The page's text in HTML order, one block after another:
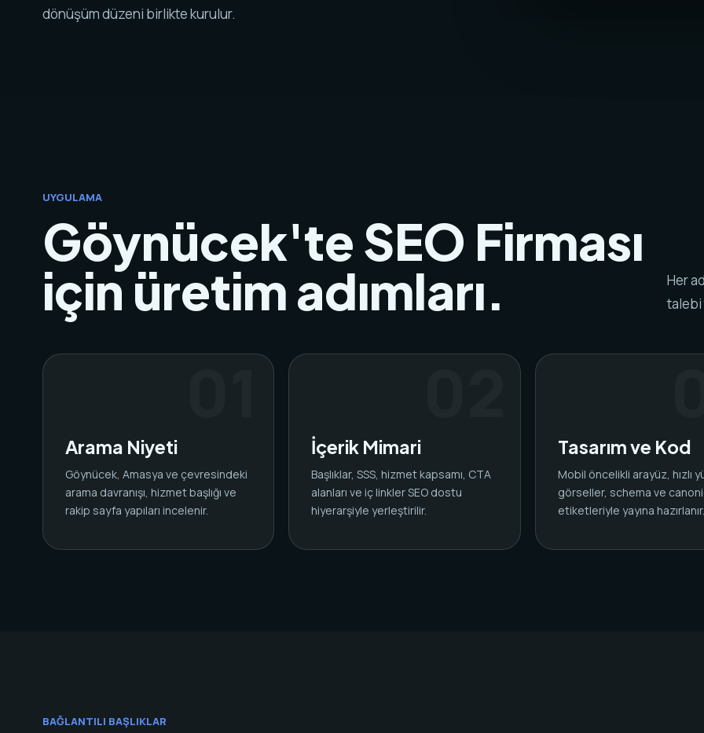
dönüşüm düzeni birlikte kurulur.
UYGULAMA
Göynücek'te SEO Firması
için üretim adımları.
Her
talebi
Arama Niyeti
Göynücek, Amasya ve çevresindeki
arama davranışı, hizmet başlığı ve
rakip sayfa yapıları incelenir.
İçerik Mimari
Başlıklar, SSS, hizmet kapsamı, CTA
alanları ve iç linkler SEO dostu
hiyerarşiyle yerleştirilir.
Tasarım ve Kod
Mobil öncelikli arayüz, hızlı
görseller, schema ve
etiketleriyle yayına hazırlanır.
BAĞLANTILI BAŞLIKLAR